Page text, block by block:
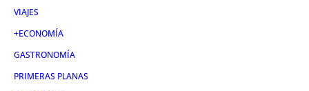
VIAJES
+ECONOMÍA
GASTRONOMÍA
PRIMERAS PLANAS